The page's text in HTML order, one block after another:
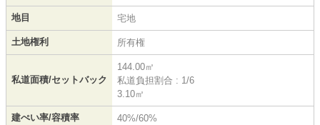
地目 宅地
土地権利 所有権
私道面積/セットバック
144.00㎡
私道負担割合 : 1/6
3.10㎡
建ぺい率/容積率 40%/60%